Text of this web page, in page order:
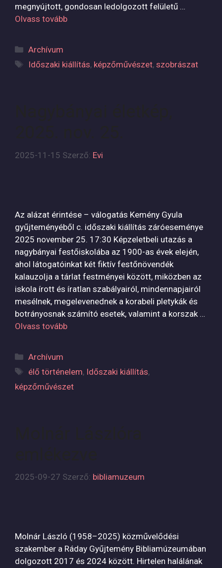
megnyújtott, gondosan ledolgozott felületű …
Olvass tovább
Kategória
Archívum
Címkék
Időszaki kiállítás, képzőművészet,szobrászat
2025-11-15 Szerző: Evi
Az alázat érintése – válogatás Kemény Gyula
gyűjteményéből c. időszaki kiállítás záróeseménye
2025 november 25. 17:30 Képzeletbeli utazás a
nagybányai festőiskolába az 1900-as évek elején,
ahol látogatóinkat két fiktív festőnövendék
kalauzolja a tárlat festményei között, miközben az
iskola írott és íratlan szabályairól, mindennapjairól
mesélnek, megelevenednek a korabeli pletykák és
botrányosnak számító esetek, valamint a korszak …
Olvass tovább
Kategória
Archívum
Címkék
élő történelem, Időszaki kiállítás,
képzőművészet
2025-09-27 Szerző: bibliamuzeum
Molnár László (1958–2025) közművelődési
szakember a Ráday Gyűjtemény Bibliamúzeumában
dolgozott 2017 és 2024 között. Hirtelen halálának